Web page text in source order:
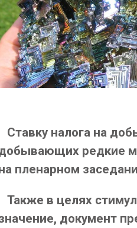
Cтавку налога на
редкие
пленарном
Также в целях
документ